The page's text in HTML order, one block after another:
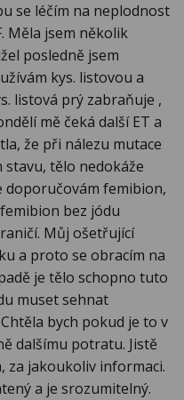
se léčím na neplodnost
Měla jsem několik
posledně jsem
kys. listovou a
listová prý zabraňuje ,
mě čeká další ET a
že při nálezu mutace
tělo nedokáže
doporučovám femibion,
bez jódu
Můj ošetřující
a proto se obracím na
je tělo schopno tuto
muset sehnat
bych pokud je to v
dalšímu potratu. Jistě
za jakoukoliv informaci.
a je srozumitelný.